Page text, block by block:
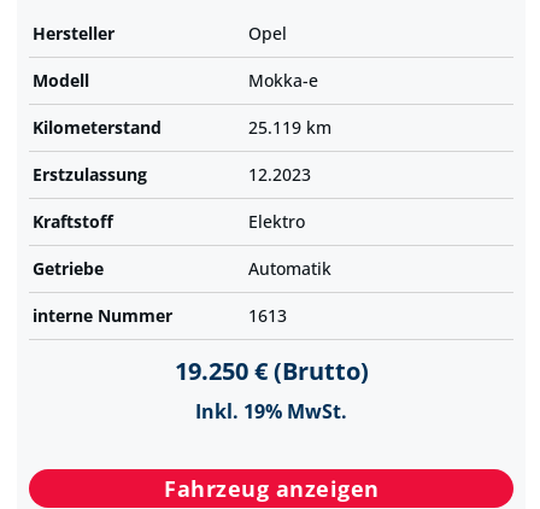
Hersteller Opel
Modell Mokka-e
Kilometer­stand 25.119 km
Erst­zulassung 12.2023
Kraftstoff Elektro
Getriebe Automatik
interne Nummer 1613
19.250 € (Brutto)
Inkl. 19% MwSt.
Fahrzeug anzeigen